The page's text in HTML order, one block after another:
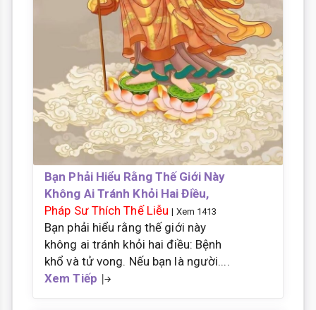
Bạn Phải Hiểu Rằng Thế Giới Này
Không Ai Tránh Khỏi Hai Điều,
Pháp Sư Thích Thế Liễu | Xem 1413
Bạn phải hiểu rằng thế giới này
không ai tránh khỏi hai điều: Bệnh
khổ và tử vong. Nếu bạn là người....
Xem Tiếp